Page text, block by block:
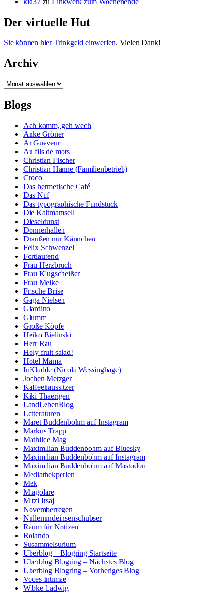
Der virtuelle Hut
Sie können hier Trinkgeld einwerfen. Vielen Dank!
Archiv
Archiv
Blogs
Ach komm, geh wech
Anke Gröner
Ar Gueveur
Au fils de mots
Christian Fischer
Christian Hanne (Familienbetrieb)
Croco
Das hermetische Café
Das Nuf
Das typographische Fundstück
Die Kaltmamsell
Dieseldunst
Donnerhallen
Draußen nur Kännchen
Felix Schwenzel
Fortlaufend
Frau Herzbruch
Frau Klugscheißer
Frau Meike
Frische Brise
Gaga Nielsen
Giardino
Glumm
Große Köpfe
Heiko Bielinski
Herr Rau
Holy fruit salad!
Hotel Mama
InKladde (Nicola Wessinghage)
Jochen Metzger
Kaffeehaussitzer
Kiki Thaerigen
LandLebenBlog
Letteraturen
Maret Buddenbohm auf Instagram
Markus Trapp
Mathilde Mag
Maximilian Buddenbohm auf Bluesky
Maximilian Buddenbohm auf Instagram
Maximilian Buddenbohm auf Mastodon
Mediathekperlen
Mek
Miagolare
Mitzi Irsaj
Novemberregen
Nullenundeinsenschubser
Raum für Notizen
Rolando
Susammelsurium
Uberblog – Blogring Startseite
Uberblog Blogring – Nächstes Blog
Uberblog Blogring – Vorheriges Blog
Voces Intimae
Wibke Ladwig